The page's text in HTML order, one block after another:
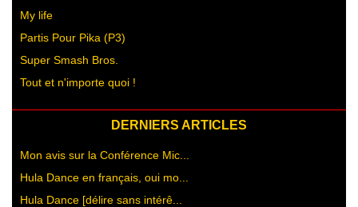
My life
Partis Pour Pika (P3)
Super Smash Bros.
Tout et n'importe quoi !
DERNIERS ARTICLES
Mon avis sur la Conférence Mic...
Hula Dance en français, oui mo...
Hula Dance [délire sans intérê...